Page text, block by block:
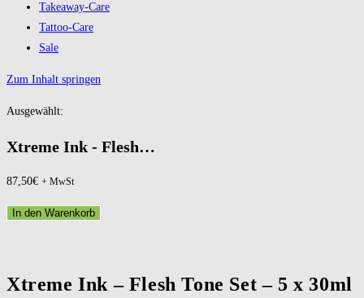
Takeaway-Care
Tattoo-Care
Sale
Zum Inhalt springen
Ausgewählt:
Xtreme Ink - Flesh…
87,50€ + MwSt
In den Warenkorb
Xtreme Ink – Flesh Tone Set – 5 x 30ml